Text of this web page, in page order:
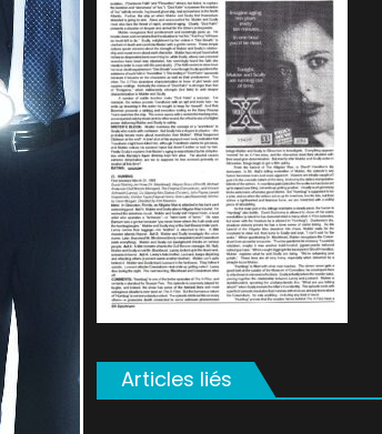
Articles liés